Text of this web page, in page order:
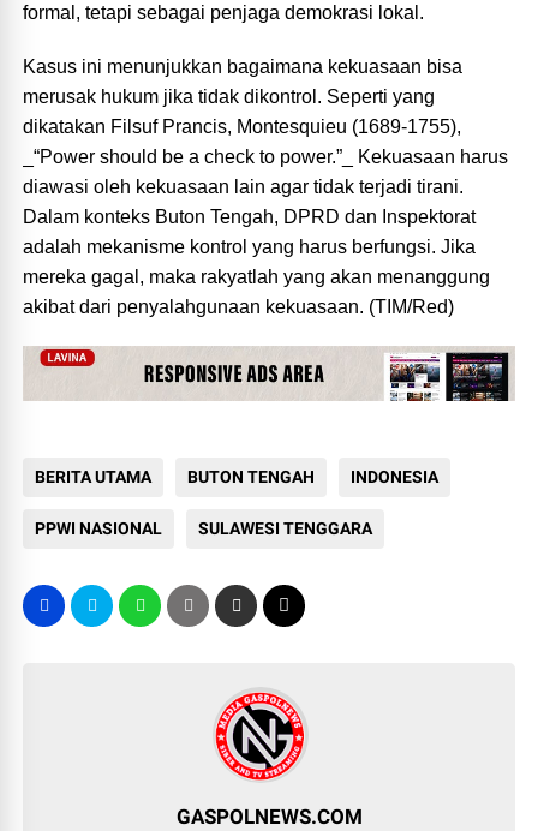
formal, tetapi sebagai penjaga demokrasi lokal.
Kasus ini menunjukkan bagaimana kekuasaan bisa
merusak hukum jika tidak dikontrol. Seperti yang
dikatakan Filsuf Prancis, Montesquieu (1689-1755),
_“Power should be a check to power.”_ Kekuasaan harus
diawasi oleh kekuasaan lain agar tidak terjadi tirani.
Dalam konteks Buton Tengah, DPRD dan Inspektorat
adalah mekanisme kontrol yang harus berfungsi. Jika
mereka gagal, maka rakyatlah yang akan menanggung
akibat dari penyalahgunaan kekuasaan. (TIM/Red)
BERITA UTAMA BUTON TENGAH INDONESIA
PPWI NASIONAL SULAWESI TENGGARA
GASPOLNEWS.COM